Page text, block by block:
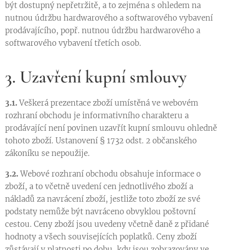
být dostupný nepřetržitě, a to zejména s ohledem na
nutnou údržbu hardwarového a softwarového vybavení
prodávajícího, popř. nutnou údržbu hardwarového a
softwarového vybavení třetích osob.
3. Uzavření kupní smlouvy
3.1.Veškerá prezentace zboží umístěná ve webovém
rozhraní obchodu je informativního charakteru a
prodávající není povinen uzavřít kupní smlouvu ohledně
tohoto zboží. Ustanovení § 1732 odst. 2 občanského
zákoníku se nepoužije.
3.2.Webové rozhraní obchodu obsahuje informace o
zboží, a to včetně uvedení cen jednotlivého zboží a
nákladů za navrácení zboží, jestliže toto zboží ze své
podstaty nemůže být navráceno obvyklou poštovní
cestou. Ceny zboží jsou uvedeny včetně daně z přidané
hodnoty a všech souvisejících poplatků. Ceny zboží